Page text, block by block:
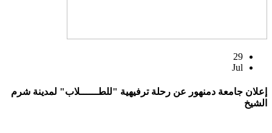
29
Jul
إعلان جامعة دمنهور عن رحلة ترفيهية "للطــــــلاب" لمدينة شرم
الشيخ